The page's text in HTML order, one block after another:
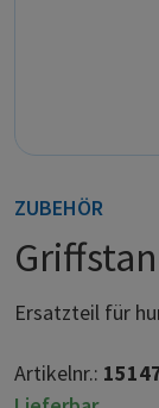
ZUBEHÖR
Ersatzteil für
Artikelnr.: